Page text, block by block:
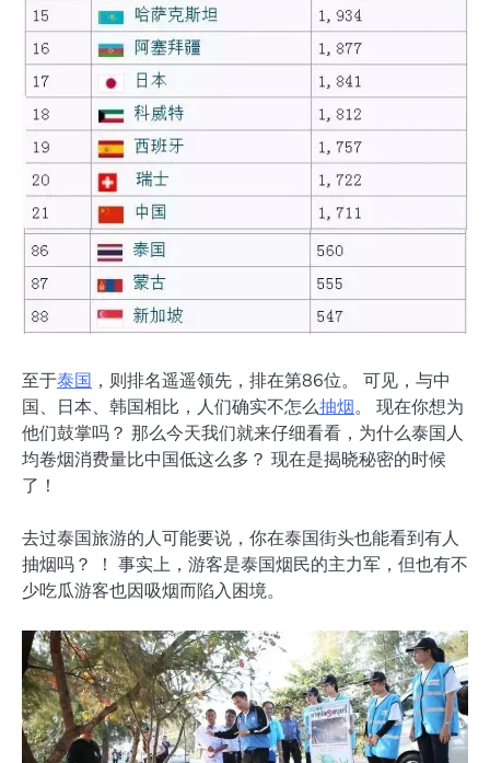
至于泰国 ，则排名遥遥领先，排在第86位。 可见，与中
国、日本、韩国相比，人们确实不怎么抽烟。 现在你想为
他们鼓掌吗？ 那么今天我们就来仔细看看，为什么泰国人
均卷烟消费量比中国低这么多？ 现在是揭晓秘密的时候
了！
去过泰国旅游的人可能要说，你在泰国街头也能看到有人
抽烟吗？ ！ 事实上，游客是泰国烟民的主力军，但也有不
少吃瓜游客也因吸烟而陷入困境。